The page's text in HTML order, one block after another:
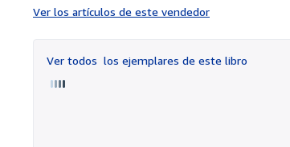
Ver los artículos de este vendedor
Ver todos los ejemplares de este libro